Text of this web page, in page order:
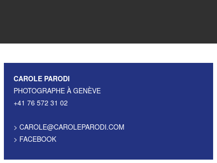
CAROLE PARODI
PHOTOGRAPHE À GENÈVE
+41 76 572 31 02
> CAROLE@CAROLEPARODI.COM
> FACEBOOK